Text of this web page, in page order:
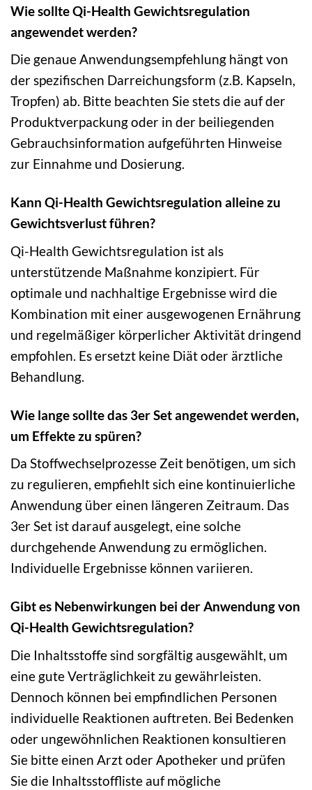
Wie sollte Qi-Health Gewichtsregulation
angewendet werden?
Die genaue Anwendungsempfehlung hängt von
der spezifischen Darreichungsform (z.B. Kapseln,
Tropfen) ab. Bitte beachten Sie stets die auf der
Produktverpackung oder in der beiliegenden
Gebrauchsinformation aufgeführten Hinweise
zur Einnahme und Dosierung.
Kann Qi-Health Gewichtsregulation alleine zu
Gewichtsverlust führen?
Qi-Health Gewichtsregulation ist als
unterstützende Maßnahme konzipiert. Für
optimale und nachhaltige Ergebnisse wird die
Kombination mit einer ausgewogenen Ernährung
und regelmäßiger körperlicher Aktivität dringend
empfohlen. Es ersetzt keine Diät oder ärztliche
Behandlung.
Wie lange sollte das 3er Set angewendet werden,
um Effekte zu spüren?
Da Stoffwechselprozesse Zeit benötigen, um sich
zu regulieren, empfiehlt sich eine kontinuierliche
Anwendung über einen längeren Zeitraum. Das
3er Set ist darauf ausgelegt, eine solche
durchgehende Anwendung zu ermöglichen.
Individuelle Ergebnisse können variieren.
Gibt es Nebenwirkungen bei der Anwendung von
Qi-Health Gewichtsregulation?
Die Inhaltsstoffe sind sorgfältig ausgewählt, um
eine gute Verträglichkeit zu gewährleisten.
Dennoch können bei empfindlichen Personen
individuelle Reaktionen auftreten. Bei Bedenken
oder ungewöhnlichen Reaktionen konsultieren
Sie bitte einen Arzt oder Apotheker und prüfen
Sie die Inhaltsstoffliste auf mögliche